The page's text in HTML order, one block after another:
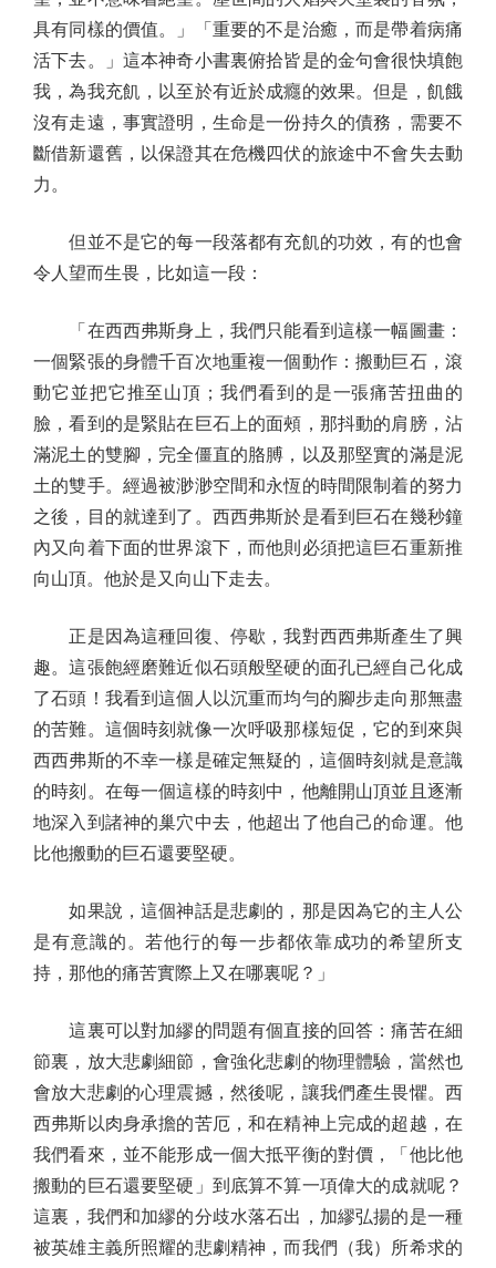
具有同樣的價值。」「重要的不是治癒，而是帶着病痛
活下去。」這本神奇小書裏俯拾皆是的金句會很快填飽
我，為我充飢，以至於有近於成癮的效果。但是，飢餓
沒有走遠，事實證明，生命是一份持久的債務，需要不
斷借新還舊，以保證其在危機四伏的旅途中不會失去動
力。
但並不是它的每一段落都有充飢的功效，有的也會
令人望而生畏，比如這一段：
「在西西弗斯身上，我們只能看到這樣一幅圖畫：
一個緊張的身體千百次地重複一個動作：搬動巨石，滾
動它並把它推至山頂；我們看到的是一張痛苦扭曲的
臉，看到的是緊貼在巨石上的面頰，那抖動的肩膀，沾
滿泥土的雙腳，完全僵直的胳膊，以及那堅實的滿是泥
土的雙手。經過被渺渺空間和永恆的時間限制着的努力
之後，目的就達到了。西西弗斯於是看到巨石在幾秒鐘
內又向着下面的世界滾下，而他則必須把這巨石重新推
向山頂。他於是又向山下走去。
正是因為這種回復、停歇，我對西西弗斯產生了興
趣。這張飽經磨難近似石頭般堅硬的面孔已經自己化成
了石頭！我看到這個人以沉重而均勻的腳步走向那無盡
的苦難。這個時刻就像一次呼吸那樣短促，它的到來與
西西弗斯的不幸一樣是確定無疑的，這個時刻就是意識
的時刻。在每一個這樣的時刻中，他離開山頂並且逐漸
地深入到諸神的巢穴中去，他超出了他自己的命運。他
比他搬動的巨石還要堅硬。
如果說，這個神話是悲劇的，那是因為它的主人公
是有意識的。若他行的每一步都依靠成功的希望所支
持，那他的痛苦實際上又在哪裏呢？」
這裏可以對加繆的問題有個直接的回答：痛苦在細
節裏，放大悲劇細節，會強化悲劇的物理體驗，當然也
會放大悲劇的心理震撼，然後呢，讓我們產生畏懼。西
西弗斯以肉身承擔的苦厄，和在精神上完成的超越，在
我們看來，並不能形成一個大抵平衡的對價，「他比他
搬動的巨石還要堅硬」到底算不算一項偉大的成就呢？
這裏，我們和加繆的分歧水落石出，加繆弘揚的是一種
被英雄主義所照耀的悲劇精神，而我們（我）所希求的